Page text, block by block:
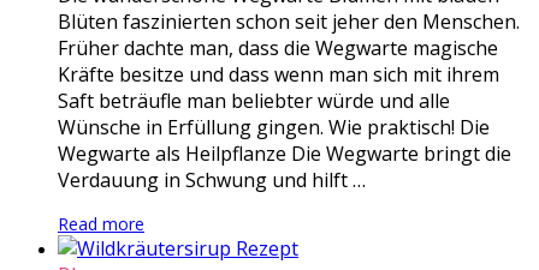
Blüten faszinierten schon seit jeher den Menschen.
Früher dachte man, dass die Wegwarte magische
Kräfte besitze und dass wenn man sich mit ihrem
Saft beträufle man beliebter würde und alle
Wünsche in Erfüllung gingen. Wie praktisch! Die
Wegwarte als Heilpflanze Die Wegwarte bringt die
Verdauung in Schwung und hilft …
Read more